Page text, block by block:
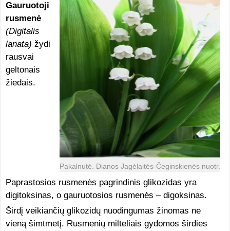
Pakalnutė. Dianos Jagėlaitės-Čeginskienės nuotr.
Gauruotoji
rusmenė
(Digitalis
lanata) žydi
rausvai
geltonais
žiedais.
Paprastosios rusmenės pagrindinis glikozidas yra
digitoksinas, o gauruotosios rusmenės – digoksinas.
Širdį veikiančių glikozidų nuodingumas žinomas ne
vieną šimtmetį. Rusmenių milteliais gydomos širdies